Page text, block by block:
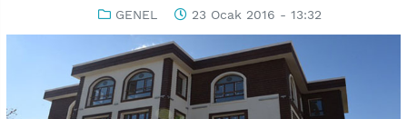
GENEL 23 Ocak 2016 - 13:32